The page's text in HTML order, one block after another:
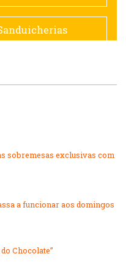
sobremesas exclusivas com
a funcionar aos domingos
Chocolate”